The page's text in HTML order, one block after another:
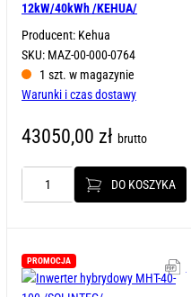
12kW/40kWh /KEHUA/
Producent: Kehua
SKU: MAZ-00-000-0764
1 szt. w magazynie
Warunki i czas dostawy
43050,00 zł brutto
ilość
12kW/40kWh
/KEHUA/
DO KOSZYKA
PROMOCJA